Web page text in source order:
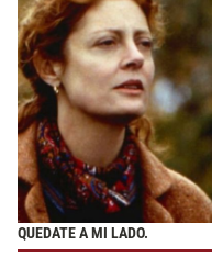
QUEDATE A MI LADO.